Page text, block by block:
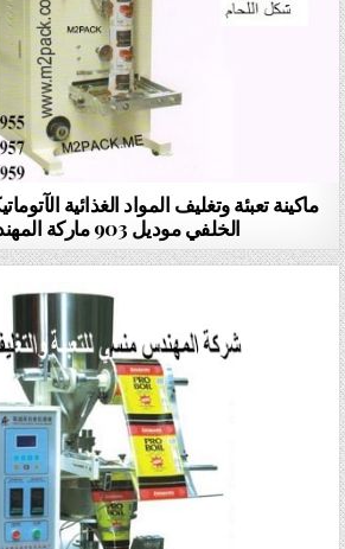
ماكينة تعبئة وتغليف المواد الغذائية
الخلفي موديل 903 ماركة المهندس منسى